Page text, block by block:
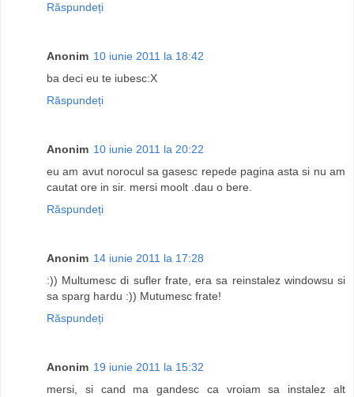
Răspundeți
Anonim 10 iunie 2011 la 18:42
ba deci eu te iubesc:X
Răspundeți
Anonim 10 iunie 2011 la 20:22
eu am avut norocul sa gasesc repede pagina asta si nu am
cautat ore in sir. mersi moolt .dau o bere.
Răspundeți
Anonim 14 iunie 2011 la 17:28
:)) Multumesc di sufler frate, era sa reinstalez windowsu si
sa sparg hardu :)) Mutumesc frate!
Răspundeți
Anonim 19 iunie 2011 la 15:32
mersi, si cand ma gandesc ca vroiam sa instalez alt